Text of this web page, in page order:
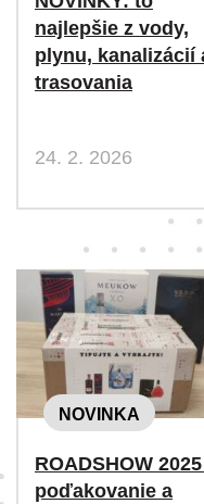
najlepšie z vody,
plynu, kanalizácií
trasovania
24. 2. 2026
NOVINKA
ROADSHOW
poďakovanie a